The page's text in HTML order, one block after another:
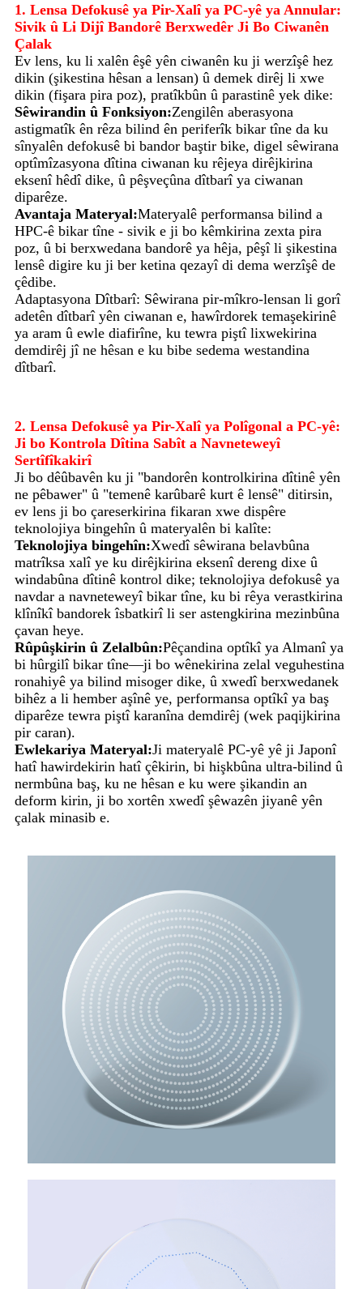
1. Lensa Defokusê ya Pir-Xalî ya PC-yê ya Annular:
Sivik û Li Dijî Bandorê Berxwedêr Ji Bo Ciwanên
Çalak
Ev lens, ku li xalên êşê yên ciwanên ku ji werzîşê hez
dikin (şikestina hêsan a lensan) û demek dirêj li xwe
dikin (fişara pira poz), pratîkbûn û parastinê yek dike:
Sêwirandin û Fonksiyon:Zengilên aberasyona
astigmatîk ên rêza bilind ên periferîk bikar tîne da ku
sînyalên defokusê bi bandor baştir bike, digel sêwirana
optîmîzasyona dîtina ciwanan ku rêjeya dirêjkirina
eksenî hêdî dike, û pêşveçûna dîtbarî ya ciwanan
diparêze.
Avantaja Materyal:Materyalê performansa bilind a
HPC-ê bikar tîne - sivik e ji bo kêmkirina zexta pira
poz, û bi berxwedana bandorê ya hêja, pêşî li şikestina
lensê digire ku ji ber ketina qezayî di dema werzîşê de
çêdibe.
Adaptasyona Dîtbarî: Sêwirana pir-mîkro-lensan li gorî
adetên dîtbarî yên ciwanan e, hawîrdorek temaşekirinê
ya aram û ewle diafirîne, ku tewra piştî lixwekirina
demdirêj jî ne hêsan e ku bibe sedema westandina
dîtbarî.
2. Lensa Defokusê ya Pir-Xalî ya Polîgonal a PC-yê:
Ji bo Kontrola Dîtina Sabît a Navneteweyî
Sertîfîkakirî
Ji bo dêûbavên ku ji "bandorên kontrolkirina dîtinê yên
ne pêbawer" û "temenê karûbarê kurt ê lensê" ditirsin,
ev lens ji bo çareserkirina fikaran xwe dispêre
teknolojiya bingehîn û materyalên bi kalîte:
Teknolojiya bingehîn:Xwedî sêwirana belavbûna
matrîksa xalî ye ku dirêjkirina eksenî dereng dixe û
windabûna dîtinê kontrol dike; teknolojiya defokusê ya
navdar a navneteweyî bikar tîne, ku bi rêya verastkirina
klînîkî bandorek îsbatkirî li ser astengkirina mezinbûna
çavan heye.
Rûpûşkirin û Zelalbûn:Pêçandina optîkî ya Almanî ya
bi hûrgilî bikar tîne—ji bo wênekirina zelal veguhestina
ronahiyê ya bilind misoger dike, û xwedî berxwedanek
bihêz a li hember aşînê ye, performansa optîkî ya baş
diparêze tewra piştî karanîna demdirêj (wek paqijkirina
pir caran).
Ewlekariya Materyal:Ji materyalê PC-yê yê ji Japonî
hatî hawirdekirin hatî çêkirin, bi hişkbûna ultra-bilind û
nermbûna baş, ku ne hêsan e ku were şikandin an
deform kirin, ji bo xortên xwedî şêwazên jiyanê yên
çalak minasib e.